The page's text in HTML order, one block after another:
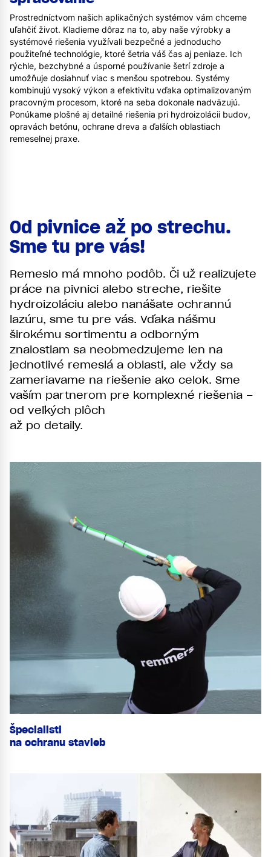
Prostredníctvom našich aplikačných systémov vám chceme
uľahčiť život. Kladieme dôraz na to, aby naše výrobky a
systémové riešenia využívali bezpečné a jednoducho
použiteľné technológie, ktoré šetria váš čas aj peniaze. Ich
rýchle, bezchybné a úsporné používanie šetrí zdroje a
umožňuje dosiahnuť viac s menšou spotrebou. Systémy
kombinujú vysoký výkon a efektivitu vďaka optimalizovaným
pracovným procesom, ktoré na seba dokonale nadväzujú.
Ponúkame plošné aj detailné riešenia pri hydroizolácii budov,
opravách betónu, ochrane dreva a ďalších oblastiach
remeselnej praxe.
Od pivnice až po strechu.
Sme tu pre vás!
Remeslo má mnoho podôb. Či už realizujete
práce na pivnici alebo streche, riešite
hydroizoláciu alebo nanášate ochrannú
lazúru, sme tu pre vás. Vďaka nášmu
širokému sortimentu a odborným
znalostiam sa neobmedzujeme len na
jednotlivé remeslá a oblasti, ale vždy sa
zameriavame na riešenie ako celok. Sme
vaším partnerom pre komplexné riešenia –
od veľkých plôch
až po detaily.
Špecialisti
na ochranu stavieb